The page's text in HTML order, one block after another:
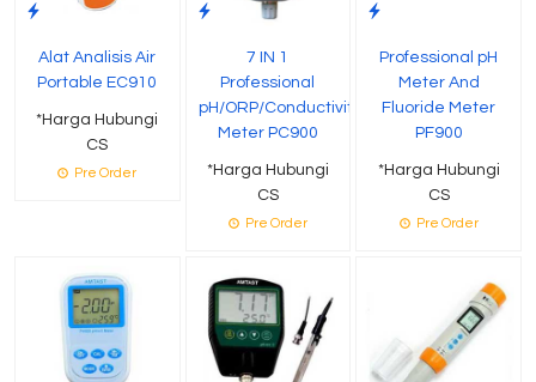
Alat Analisis Air
Portable EC910
*Harga Hubungi
CS
Pre Order
7 IN 1
Professional
pH/ORP/Conductivity/TDS/Temp
Meter PC900
*Harga Hubungi
CS
Pre Order
Professional pH
Meter And
Fluoride Meter
PF900
*Harga Hubungi
CS
Pre Order